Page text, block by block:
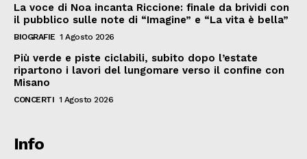
La voce di Noa incanta Riccione: finale da brividi con
il pubblico sulle note di “Imagine” e “La vita è bella”
BIOGRAFIE 1 Agosto 2026
Più verde e piste ciclabili, subito dopo l’estate
ripartono i lavori del lungomare verso il confine con
Misano
CONCERTI 1 Agosto 2026
Info